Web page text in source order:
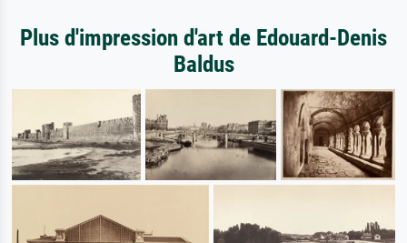
Plus d'impression d'art de Edouard-Denis
Baldus